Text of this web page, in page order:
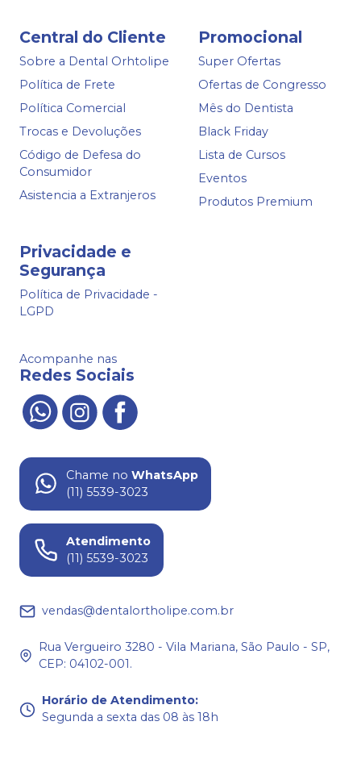
Central do Cliente
Sobre a Dental Orhtolipe
Política de Frete
Política Comercial
Trocas e Devoluções
Código de Defesa do
Consumidor
Asistencia a Extranjeros
Promocional
Super Ofertas
Ofertas de Congresso
Mês do Dentista
Black Friday
Lista de Cursos
Eventos
Produtos Premium
Privacidade e
Segurança
Política de Privacidade -
LGPD
Acompanhe nas
Redes Sociais
Chame no WhatsApp
(11) 5539-3023
Atendimento
(11) 5539-3023
vendas@dentalortholipe.com.br
Rua Vergueiro 3280 - Vila Mariana, São Paulo - SP,
CEP: 04102-001.
Horário de Atendimento:
Segunda a sexta das 08 às 18h